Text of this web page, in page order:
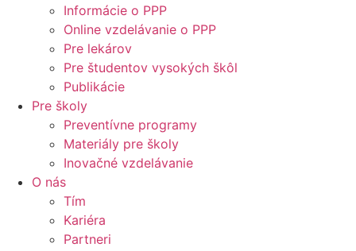
Informácie o PPP
Online vzdelávanie o PPP
Pre lekárov
Pre študentov vysokých škôl
Publikácie
Pre školy
Preventívne programy
Materiály pre školy
Inovačné vzdelávanie
O nás
Tím
Kariéra
Partneri